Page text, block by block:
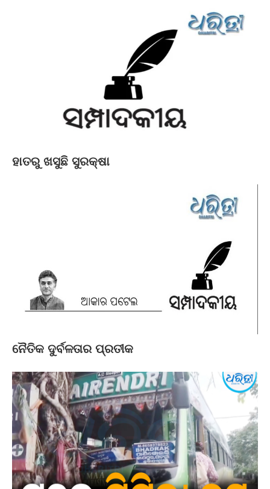
ହାତରୁ ଖସୁଛି ସୁରକ୍ଷା
ନୈତିକ ଦୁର୍ବଳତାର ପ୍ରତୀକ